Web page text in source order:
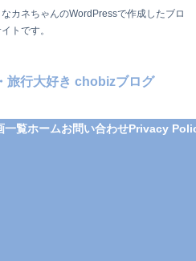
カネちゃんのWordPressで作成したブロ
トです。
旅行大好き chobizブログ
一覧ホームお問い合わせPrivacy